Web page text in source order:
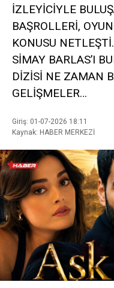
İZLEYİCİYLE
BAŞROLLERİ,
KONUSU
SİMAY BARLAS’I
DİZİSİ NE ZAMAN
GELİŞMELER…
Giriş: 01-07-2026 18:11
Kaynak: HABER MERKEZİ